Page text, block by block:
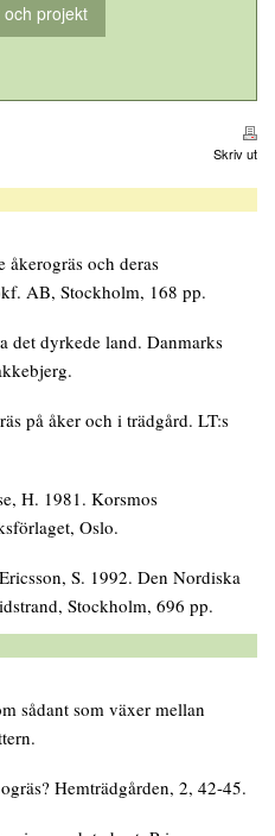
projekt
Skriv ut
åkerogräs och deras
AB, Stockholm, 168 pp.
det dyrkede land. Danmarks
på åker och i trädgård. LT:s
H. 1981. Korsmos
Oslo.
S. 1992. Den Nordiska
Stockholm, 696 pp.
sådant som växer mellan
Hemträdgården, 2, 42-45.